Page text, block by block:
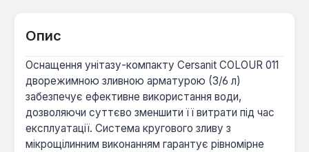
Опис
Оснащення унітазу-компакту Cersanit COLOUR 011
дворежимною зливною арматурою (3/6 л)
забезпечує ефективне використання води,
дозволяючи суттєво зменшити її витрати під час
експлуатації. Система кругового зливу з
мікрощілинним виконанням гарантує рівномірне